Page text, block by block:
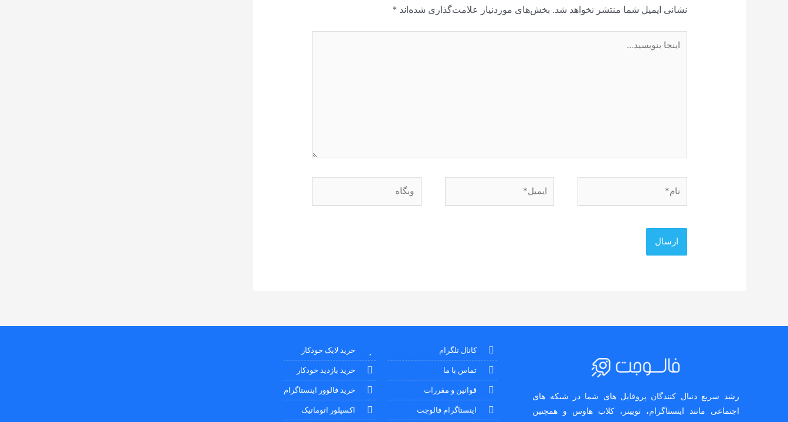
نشانی ایمیل شما منتشر نخواهد شد. بخش‌های موردنیاز علامت‌گذاری شده‌اند *
اینجا
بنویسید…
رشد سریع دنبال کنندگان پروفایل های شما در شبکه های
اجتماعی مانند اینستاگرام، توییتر، کلاب هاوس و همچنین
کانال تلگرام
تماس با ما
قوانین و مقررات
اینستاگرام فالوجت
خرید لایک خودکار
خرید بازدید خودکار
خرید فالوور اینستاگرام
اکسپلور اتوماتیک